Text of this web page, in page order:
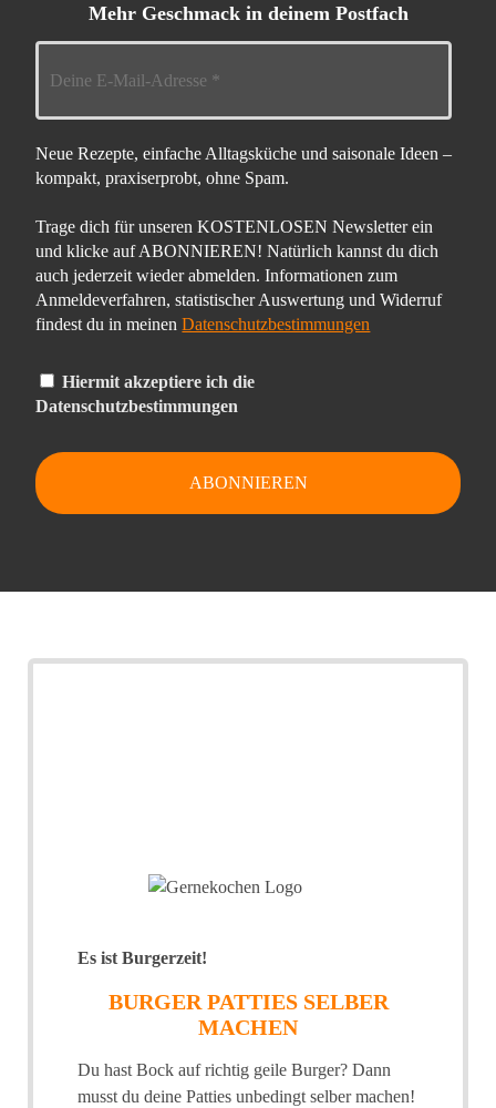
Mehr Geschmack in deinem Postfach
Neue Rezepte, einfache Alltagsküche und saisonale Ideen –
kompakt, praxiserprobt, ohne Spam.
Trage dich für unseren KOSTENLOSEN Newsletter ein
und klicke auf ABONNIEREN! Natürlich kannst du dich
auch jederzeit wieder abmelden. Informationen zum
Anmeldeverfahren, statistischer Auswertung und Widerruf
findest du in meinenDatenschutzbestimmungen
Hiermit akzeptiere ich die
Datenschutzbestimmungen
Es ist Burgerzeit!
BURGER PATTIES SELBER
MACHEN
Du hast Bock auf richtig geile Burger? Dann
musst du deine Patties unbedingt selber machen!